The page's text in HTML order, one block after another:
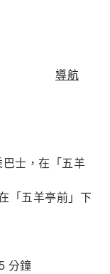
導航
巴士，在「五羊
「五羊亭前」下
分鐘